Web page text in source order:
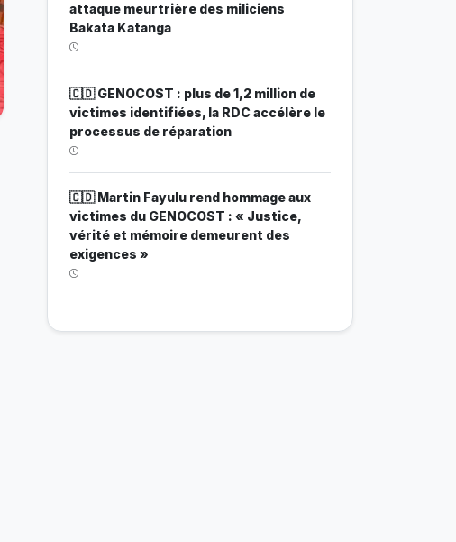
attaque meurtrière des miliciens
Bakata Katanga
🇨🇩 GENOCOST : plus de 1,2 million de
victimes identifiées, la RDC accélère le
processus de réparation
🇨🇩 Martin Fayulu rend hommage aux
victimes du GENOCOST : « Justice,
vérité et mémoire demeurent des
exigences »